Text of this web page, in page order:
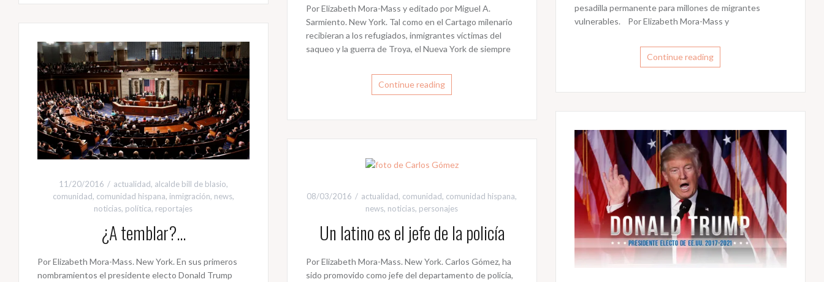
pesadilla permanente para millones de migrantes
vulnerables. Por Elizabeth Mora-Mass y
Continue reading
Por Elizabeth Mora-Mass y editado por Miguel A.
Sarmiento. New York. Tal como en el Cartago milenario
recibieran a los refugiados, inmigrantes víctimas del
saqueo y la guerra de Troya, el Nueva York de siempre
Continue reading
11/20/2016 actualidad, alcalde bill de blasio,
comunidad, comunidad hispana, inmigración, news,
noticias, política, reportajes
¿A temblar?…
Por Elizabeth Mora-Mass. New York. En sus primeros
nombramientos el presidente electo Donald Trump
08/03/2016 actualidad, comunidad, comunidad hispana,
news, noticias, personajes
Un latino es el jefe de la policía
Por Elizabeth Mora-Mass. New York. Carlos Gómez, ha
sido promovido como jefe del departamento de policía,